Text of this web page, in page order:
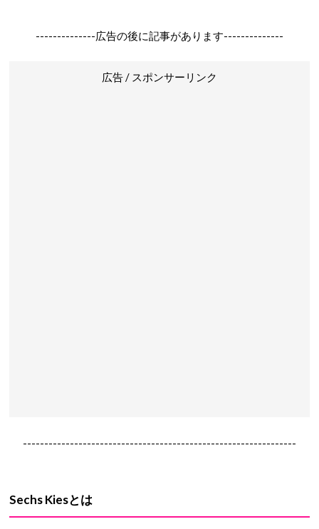
--------------広告の後に記事があります--------------
広告 / スポンサーリンク
----------------------------------------------------------------
Sechs Kiesとは